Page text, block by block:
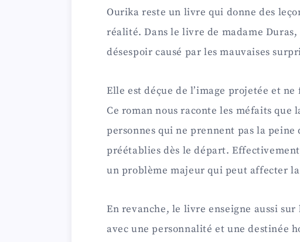
Ourika reste un livre qui donne des
réalité. Dans le livre de madame
désespoir causé par les mauvaises
Elle est déçue de l’image projetée et
Ce roman nous raconte les méfaits que
personnes qui ne prennent pas la peine
préétablies dès le départ.
un problème majeur qui peut affecter la
En revanche, le livre enseigne aussi
avec une personnalité et une destinée